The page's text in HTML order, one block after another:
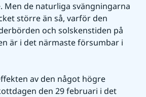
Men de naturliga svängningarna
större än så, varför den
och solskenstiden på
är i det närmaste försumbar i
av den något högre
den 29 februari i det